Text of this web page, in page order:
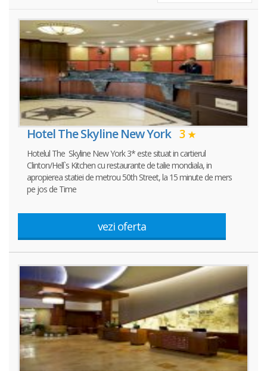
Hotel The Skyline New York 3
Hotelul The Skyline New York 3* este situat in cartierul
Clinton/Hell`s Kitchen cu restaurante de talie mondiala, in
apropierea statiei de metrou 50th Street, la 15 minute de mers
pe jos de Time
vezi oferta